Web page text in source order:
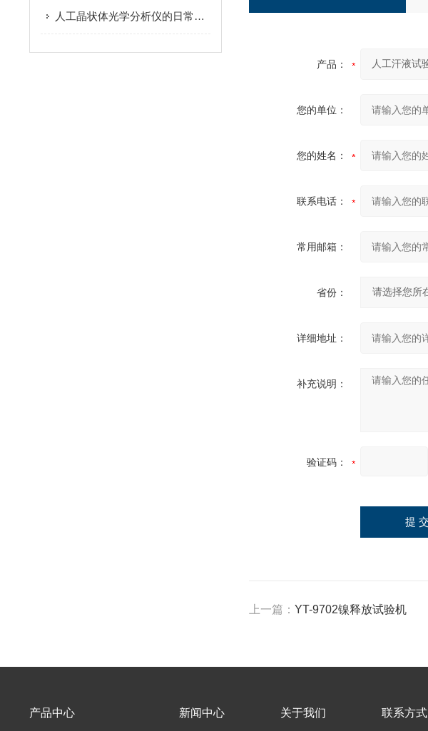
人工晶状体光学分析仪的日常使用步骤
产品：
您的单位：
您的姓名：
联系电话：
常用邮箱：
省份：
详细地址：
补充说明：
验证码：
上一篇：YT-9702镍释放试验机
产品中心 新闻中心 关于我们 联系方式